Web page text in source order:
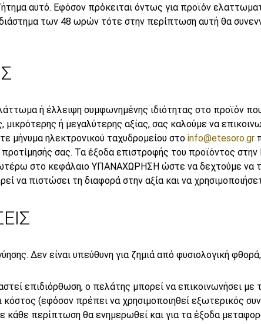
αυτό. Εφόσον πρόκειται όντως για προϊόν
των 48 ωρών τότε στην περίπτωση αυτή θα
ή έλλειψη συμφωνημένης ιδιότητας στο προϊόν
μικρότερης ή μεγαλύτερης αξίας, σας καλούμε να
μήνυμα ηλεκτρονικού ταχυδρομείου στο info@etesoro.gr
σας. Τα έξοδα επιστροφής του προϊόντος στην
στο κεφάλαιο ΥΠΑΝΑΧΩΡΗΣΗ ώστε να δεχτούμε να
να πιστώσει τη διαφορά στην αξία και να
Δεν είναι υπεύθυνη για ζημιά από φυσιολογική
επιδιόρθωση, ο πελάτης μπορεί να επικοινωνήσει με
(εφόσον πρέπει να χρησιμοποιηθεί εξωτερικός
κάθε περίπτωση θα ενημερωθεί και για τα έξοδα